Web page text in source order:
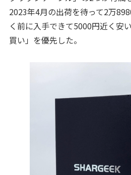
2023年4月の出荷を待って2万
く前に入手できて5000円近く安
買い」を優先した。